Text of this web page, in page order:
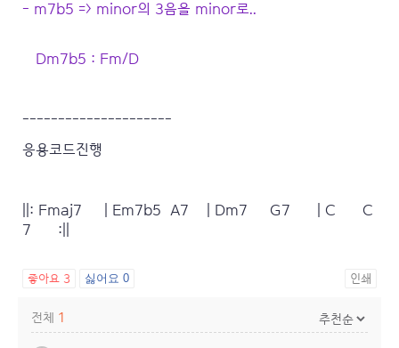
- m7b5 => minor의 3음을 minor로..
Dm7b5 : Fm/D
---------------------
응용코드진행
||: Fmaj7 | Em7b5 A7 | Dm7 G7 | C C
7 :||
좋아요 3 싫어요 0 인쇄
전체 1